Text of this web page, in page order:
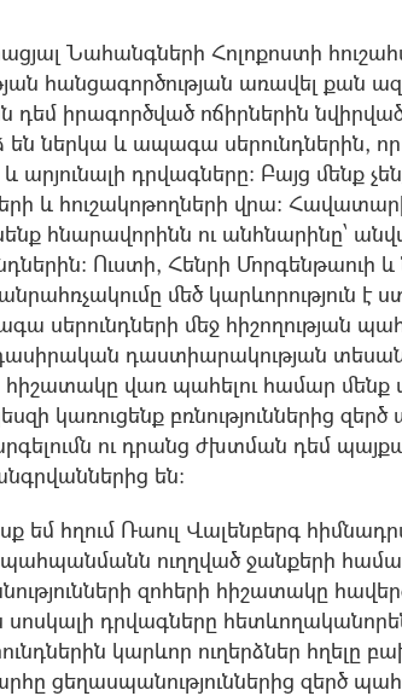
Նահանգների Հոլոքոստի
հանցագործության առավել քան
իրագործված ոճիրներին
ներկա և ապագա սերունդներին,
դրվագները: Բայց մենք
և հուշակոթողների վրա:
հնարավորինն ու անհնարինը՝
Ուստի, Հենրի Մորգենթաուի
մեծ կարևորություն է
սերունդների մեջ հիշողության
դաստիարակության
հիշատակը վառ պահելու համար մենք
կառուցենք բռնություններից
ու դրանց ժխտման դեմ
են:
հղում Ռաուլ Վալենբերգ
ուղղված ջանքերի
զոհերի հիշատակը
դրվագները
կարևոր ուղերձներ հղելը
ցեղասպանություններից զերծ